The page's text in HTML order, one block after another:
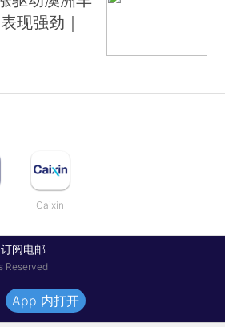
现强劲｜
Caixin
阅电邮
Reserved
App 内打开